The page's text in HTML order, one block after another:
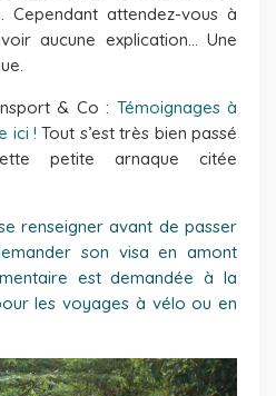
attendez-vous à
aucune explication… Une
& Co : Témoignages à
ici ! Tout s’est très bien passé
petite arnaque citée
renseigner avant de passer
son visa en amont
est demandée à la
les voyages à vélo ou en